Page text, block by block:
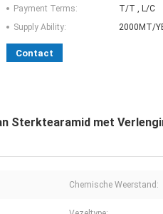
Payment Terms:
T/T , L/C
Supply Ability:
2000MT/
Contact
Sterktearamid met
Chemische Weerstand: